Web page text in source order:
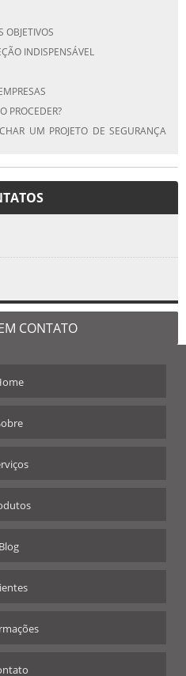
OBJETIVOS
INDISPENSÁVEL
PROCEDER?
UM PROJETO DE SEGURANÇA
CONTATO
Blog